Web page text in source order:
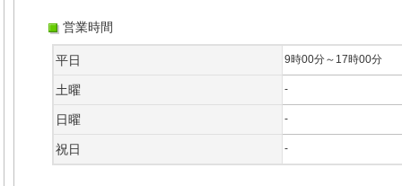
営業時間
平日 9時00分～17時00分
土曜 -
日曜 -
祝日 -